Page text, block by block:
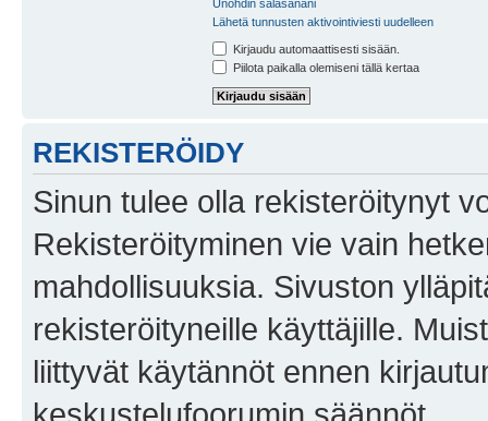
Unohdin salasanani
Lähetä tunnusten aktivointiviesti uudelleen
Kirjaudu automaattisesti sisään.
Piilota paikalla olemiseni tällä kertaa
REKISTERÖIDY
Sinun tulee olla rekisteröitynyt
Rekisteröityminen vie vain
mahdollisuuksia. Sivuston
rekisteröityneille käyttäjille.
liittyvät käytännöt ennen